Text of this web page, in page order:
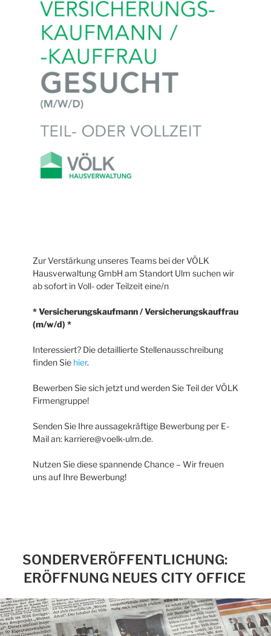
Zur Verstärkung unseres Teams bei der VÖLK
Hausverwaltung GmbH am Standort Ulm suchen wir
ab sofort in Voll- oder Teilzeit eine/n
* Versicherungskaufmann / Versicherungskauffrau
(m/w/d) *
Interessiert? Die detaillierte Stellenausschreibung
finden Sie hier.
Bewerben Sie sich jetzt und werden Sie Teil der VÖLK
Firmengruppe!
Senden Sie Ihre aussagekräftige Bewerbung per E-
Mail an: karriere@voelk-ulm.de.
Nutzen Sie diese spannende Chance – Wir freuen
uns auf Ihre Bewerbung!
SONDERVERÖFFENTLICHUNG:
ERÖFFNUNG NEUES CITY OFFICE